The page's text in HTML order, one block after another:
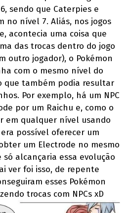
sendo que Caterpies e
no nível 7. Aliás, nos jogos
acontecia uma coisa que
das trocas dentro do jogo
outro jogador), o Pokémon
com o mesmo nível do
que também podia resultar
Por exemplo, há um NPC
por um Raichu e, como o
em qualquer nível usando
possível oferecer um
um Electrode no mesmo
alcançaria essa evolução
ver foi isso, de repente
esses Pokémon
trocas com NPCs xD